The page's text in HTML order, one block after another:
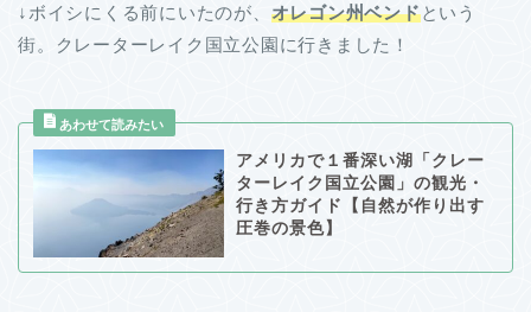
↓ボイシにくる前にいたのが、 オレゴン州ベンドという
街。クレーターレイク国立公園に行きました！
アメリカで１番深い湖「クレー
ターレイク国立公園」の観光・
行き方ガイド【自然が作り出す
圧巻の景色】